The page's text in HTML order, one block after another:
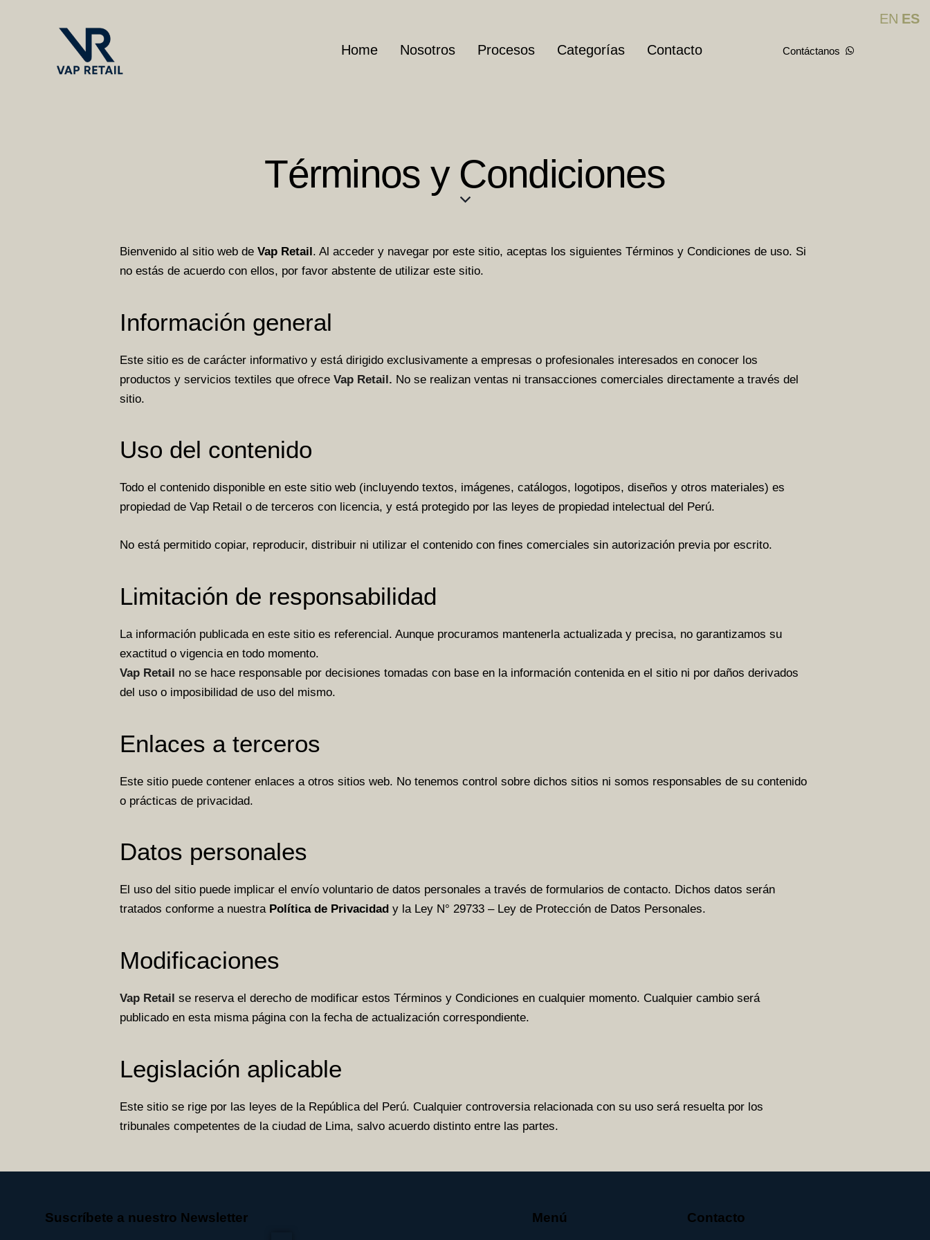
Home Nosotros Procesos Categorías Contacto Contáctanos
Términos y Condiciones
Bienvenido al sitio web de Vap Retail. Al acceder y navegar por este sitio, aceptas los siguientes Términos y Condiciones de uso. Si
no estás de acuerdo con ellos, por favor abstente de utilizar este sitio.
Información general
Este sitio es de carácter informativo y está dirigido exclusivamente a empresas o profesionales interesados en conocer los
productos y servicios textiles que ofrece Vap Retail. No se realizan ventas ni transacciones comerciales directamente a través del
sitio.
Uso del contenido
Todo el contenido disponible en este sitio web (incluyendo textos, imágenes, catálogos, logotipos, diseños y otros materiales) es
propiedad de Vap Retail o de terceros con licencia, y está protegido por las leyes de propiedad intelectual del Perú.
No está permitido copiar, reproducir, distribuir ni utilizar el contenido con fines comerciales sin autorización previa por escrito.
Limitación de responsabilidad
La información publicada en este sitio es referencial. Aunque procuramos mantenerla actualizada y precisa, no garantizamos su
exactitud o vigencia en todo momento.
Vap Retail no se hace responsable por decisiones tomadas con base en la información contenida en el sitio ni por daños derivados
del uso o imposibilidad de uso del mismo.
Enlaces a terceros
Este sitio puede contener enlaces a otros sitios web. No tenemos control sobre dichos sitios ni somos responsables de su contenido
o prácticas de privacidad.
Datos personales
El uso del sitio puede implicar el envío voluntario de datos personales a través de formularios de contacto. Dichos datos serán
tratados conforme a nuestra Política de Privacidad y la Ley N° 29733 – Ley de Protección de Datos Personales.
Modificaciones
Vap Retail se reserva el derecho de modificar estos Términos y Condiciones en cualquier momento. Cualquier cambio será
publicado en esta misma página con la fecha de actualización correspondiente.
Legislación aplicable
Este sitio se rige por las leyes de la República del Perú. Cualquier controversia relacionada con su uso será resuelta por los
tribunales competentes de la ciudad de Lima, salvo acuerdo distinto entre las partes.
Suscríbete a nuestro Newsletter Menú Contacto
EN ES